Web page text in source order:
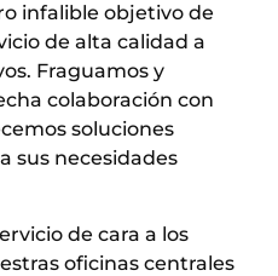
infalible objetivo de
de alta calidad a
Fraguamos y
colaboración con
soluciones
sus necesidades
de cara a los
oficinas centrales